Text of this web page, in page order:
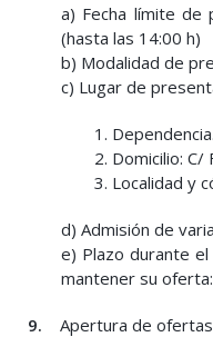
a) Fecha límite de
(hasta las 14:00 h)
b) Modalidad de
c) Lugar de
1.
2. Domicilio: C/
3. Localidad y
d) Admisión de
e) Plazo durante
mantener su
9. Apertura de